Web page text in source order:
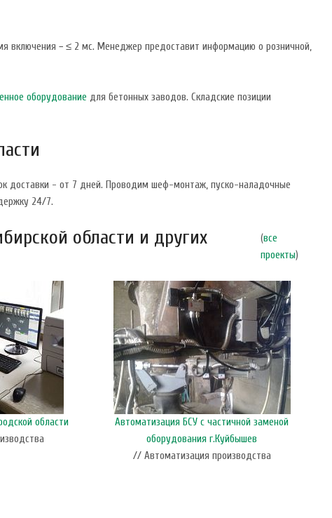
включения − ≤ 2 мс. Менеджер предоставит информацию о розничной,
оборудование для бетонных заводов. Складские позиции
доставки - от 7 дней. Проводим шеф-монтаж, пуско-наладочные
24/7.
области и других
(все
проекты)
области
Автоматизация БСУ с частичной заменой
оборудования г.Куйбышев
// Автоматизация производства